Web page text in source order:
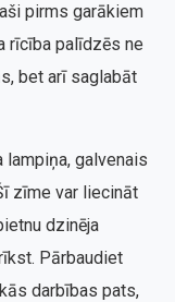
pirms garākiem
rīcība palīdzēs ne
bet arī saglabāt
lampiņa, galvenais
zīme var liecināt
dzinēja
Pārbaudiet
darbības pats,